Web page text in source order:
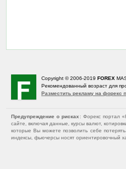
Copyright © 2006-2019 FOREX
Рекомендованный возраст для
Разместить рекламу на форекс
Предупреждение о рисках : Форекс портал
сайте, включая данные, курсы валют,
которые Вы можете позволить себе
индексы, фьючерсы носят ориентировочный